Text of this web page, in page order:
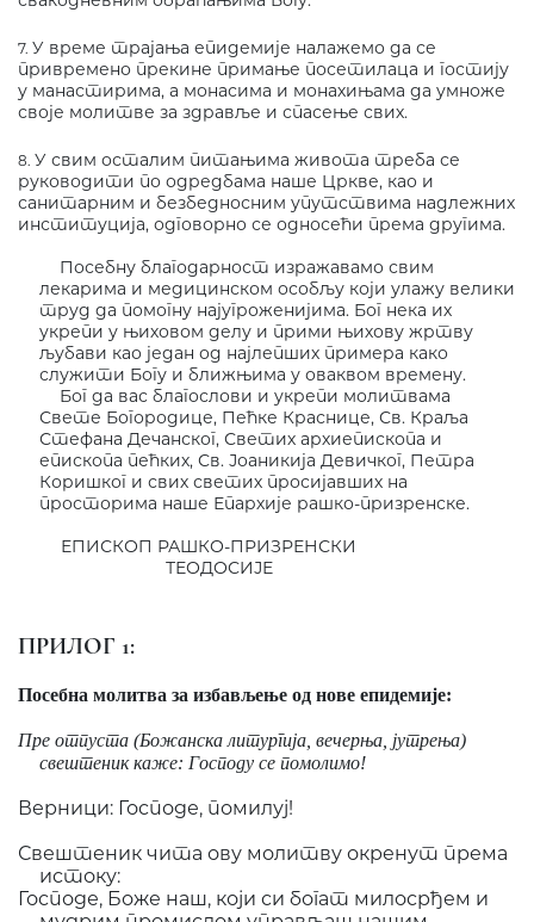
7. У време трајања епидемије налажемо да се
привремено прекине примање посетилаца и гостију
у манастирима, а монасима и монахињама да умноже
своје молитве за здравље и спасење свих.
8. У свим осталим питањима живота треба се
руководити по одредбама наше Цркве, као и
санитарним и безбедносним упутствима надлежних
институција, одговорно се односећи према другима.
Посебну благодарност изражавамо свим
лекарима и медицинском особљу који улажу велики
труд да помогну најугроженијима. Бог нека их
укрепи у њиховом делу и прими њихову жртву
љубави као један од најлепших примера како
служити Богу и ближњима у оваквом времену.
Бог да вас благослови и укрепи молитвама
Свете Богородице, Пећке Краснице, Св. Краља
Стефана Дечанског, Светих архиепископа и
епископа пећких, Св. Јоаникија Девичког, Петра
Коришког и свих светих просијавших на
просторима наше Епархије рашко-призренске.
ЕПИСКОП РАШКО-ПРИЗРЕНСКИ
ТЕОДОСИЈЕ
ПРИЛОГ 1:
Посебна молитва за избављење од нове епидемије:
Пре отпуста (Божанска литургија, вечерња, јутрења)
свештеник каже: Господу се помолимо!
Верници: Господе, помилуј!
Свештеник чита ову молитву окренут према
истоку:
Господе, Боже наш, који си богат милосрђем и